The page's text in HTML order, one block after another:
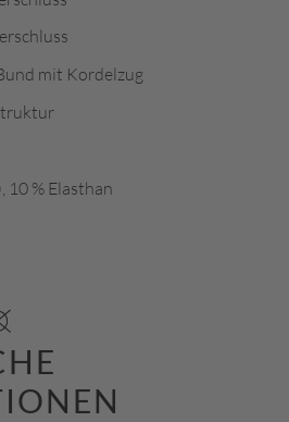
mit Kordelzug
10 % Elasthan